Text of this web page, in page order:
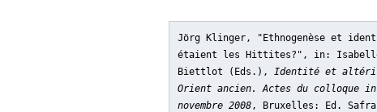
Jörg Klinger, "Ethnogenèse et
étaient les Hittites?" , in: Isabelle
Biettlot (Eds.), Identité et
Orient ancien. Actes du colloque
novembre 2008, Bruxelles: Ed.